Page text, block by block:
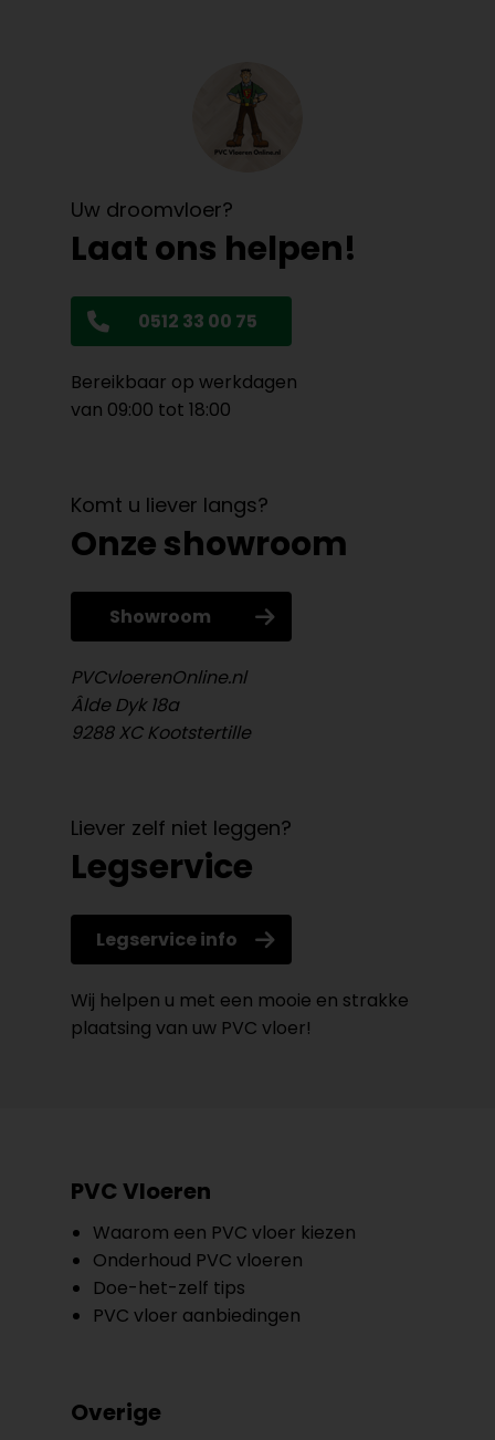
Uw droomvloer?
Laat ons helpen!
0512 33 00 75
Bereikbaar op werkdagen
van 09:00 tot 18:00
Komt u liever langs?
Onze showroom
Showroom
PVCvloerenOnline.nl
Âlde Dyk 18a
9288 XC Kootstertille
Liever zelf niet leggen?
Legservice
Legservice info
Wij helpen u met een mooie en strakke
plaatsing van uw PVC vloer!
PVC Vloeren
Waarom een PVC vloer kiezen
Onderhoud PVC vloeren
Doe-het-zelf tips
PVC vloer aanbiedingen
Overige